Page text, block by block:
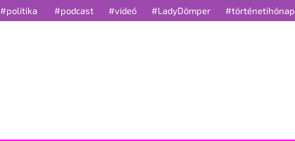
#politika #podcast #videó #LadyDömper #történetihónap